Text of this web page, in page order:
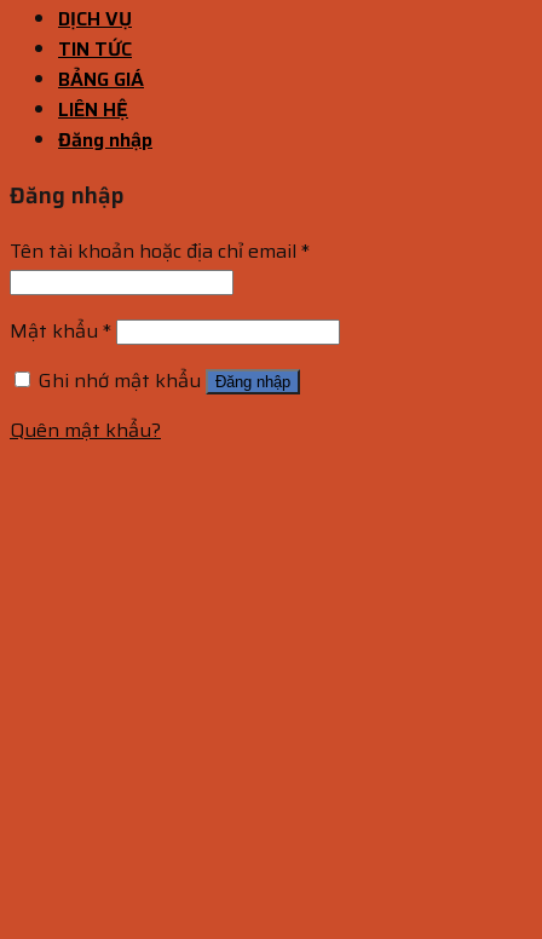
DỊCH VỤ
TIN TỨC
BẢNG GIÁ
LIÊN HỆ
Đăng nhập
Đăng nhập
Tên tài khoản hoặc địa chỉ email *
Mật khẩu *
Ghi nhớ mật khẩu
Đăng nhập
Quên mật khẩu?